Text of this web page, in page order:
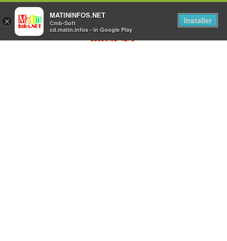
×
MATININFOS.NET
Cmb-Soft
cd.matin.infos - In Google Play
Installer